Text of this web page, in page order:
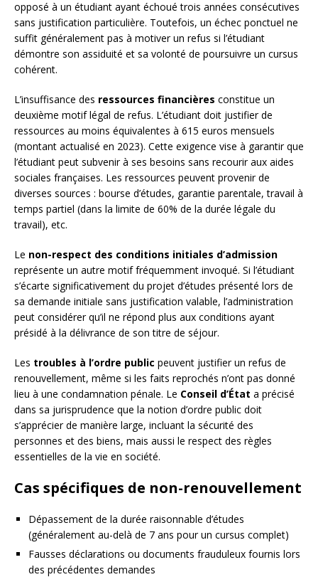
opposé à un étudiant ayant échoué trois années consécutives
sans justification particulière. Toutefois, un échec ponctuel ne
suffit généralement pas à motiver un refus si l’étudiant
démontre son assiduité et sa volonté de poursuivre un cursus
cohérent.
L’insuffisance des ressources financières constitue un
deuxième motif légal de refus. L’étudiant doit justifier de
ressources au moins équivalentes à 615 euros mensuels
(montant actualisé en 2023). Cette exigence vise à garantir que
l’étudiant peut subvenir à ses besoins sans recourir aux aides
sociales françaises. Les ressources peuvent provenir de
diverses sources : bourse d’études, garantie parentale, travail à
temps partiel (dans la limite de 60% de la durée légale du
travail), etc.
Le non-respect des conditions initiales d’admission
représente un autre motif fréquemment invoqué. Si l’étudiant
s’écarte significativement du projet d’études présenté lors de
sa demande initiale sans justification valable, l’administration
peut considérer qu’il ne répond plus aux conditions ayant
présidé à la délivrance de son titre de séjour.
Les troubles à l’ordre public peuvent justifier un refus de
renouvellement, même si les faits reprochés n’ont pas donné
lieu à une condamnation pénale. Le Conseil d’État a précisé
dans sa jurisprudence que la notion d’ordre public doit
s’apprécier de manière large, incluant la sécurité des
personnes et des biens, mais aussi le respect des règles
essentielles de la vie en société.
Cas spécifiques de non-renouvellement
Dépassement de la durée raisonnable d’études
(généralement au-delà de 7 ans pour un cursus complet)
Fausses déclarations ou documents frauduleux fournis lors
des précédentes demandes